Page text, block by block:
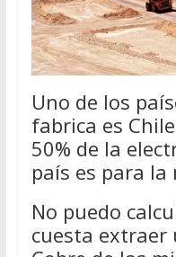
Uno de los
fabrica es
50% de la
país es para la
No puedo
cuesta extraer